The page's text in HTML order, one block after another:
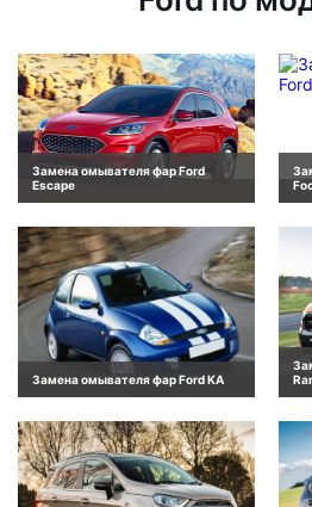
Замена омывателя фар Ford
Escape
Замена омывателя фар Ford KA